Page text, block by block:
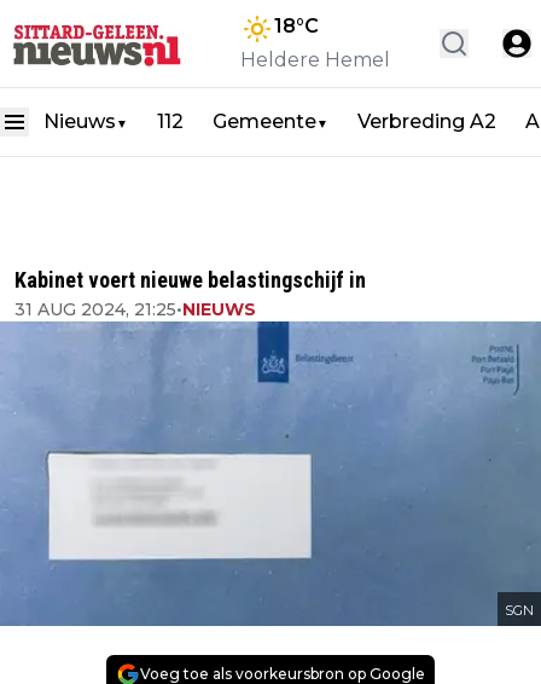
18°C
Heldere Hemel
Nieuws ▼ 112 Gemeente▼ Verbreding A2
Kabinet voert nieuwe belastingschijf in
31 AUG 2024, 21:25•NIEUWS
SGN
Voeg toe als voorkeursbron op Google